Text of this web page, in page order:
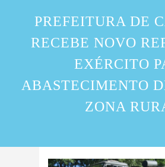
PREFEITURA DE
RECEBE NOVO
EXÉRCITO
ABASTECIMENTO
ZONA